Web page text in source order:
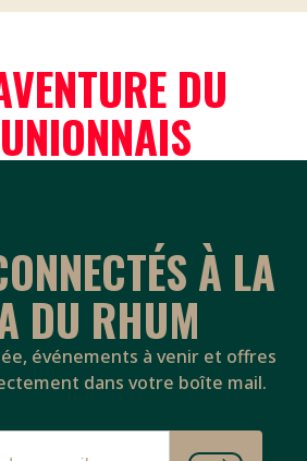
DU
À LA
DU RHUM
événements à venir et offres
dans votre boîte mail.